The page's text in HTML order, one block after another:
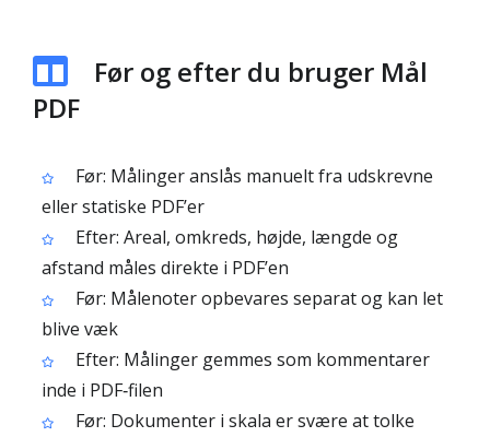
Før og efter du bruger Mål
PDF
Før: Målinger anslås manuelt fra udskrevne
eller statiske PDF’er
Efter: Areal, omkreds, højde, længde og
afstand måles direkte i PDF’en
Før: Målenoter opbevares separat og kan let
blive væk
Efter: Målinger gemmes som kommentarer
inde i PDF‑filen
Før: Dokumenter i skala er svære at tolke